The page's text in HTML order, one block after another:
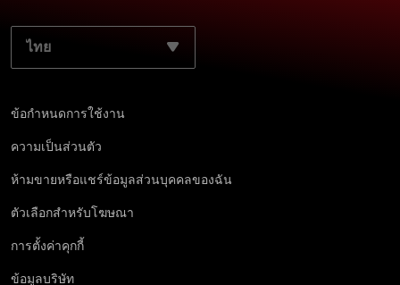
เลือกภาษาที่ต้องการ:
ข้อกำหนดการใช้งาน
ความเป็นส่วนตัว
ห้ามขายหรือแชร์ข้อมูลส่วนบุคคลของฉัน
ตัวเลือกสำหรับโฆษณา
การตั้งค่าคุกกี้
ข้อมูลบริษัท